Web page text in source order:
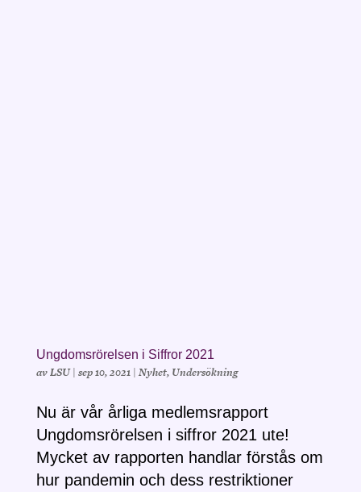
Ungdomsrörelsen i Siffror 2021
avLSU| sep 10, 2021| Nyhet, Undersökning
Nu är vår årliga medlemsrapport
Ungdomsrörelsen i siffror 2021 ute!
Mycket av rapporten handlar förstås om
hur pandemin och dess restriktioner